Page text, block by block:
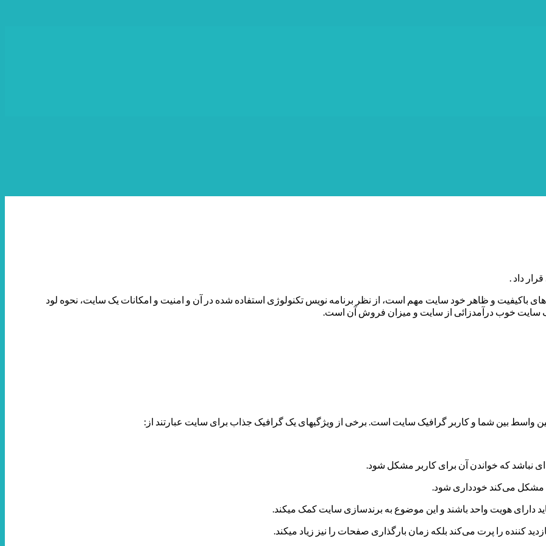
داد .
و ظاهر خود سایت مهم است، از نظر برنامه نویس تکنولوژی استفاده شده در آن و امنیت و امکانات یک سایت، نحوه لود
سایت خوب درآمدزائی از سایت و میزان فروش آن است.
واسط بین شما و کاربر گرافیک سایت است. برخی از ویژگیهای یک گرافیک جذاب برای سایت عبارتند از: